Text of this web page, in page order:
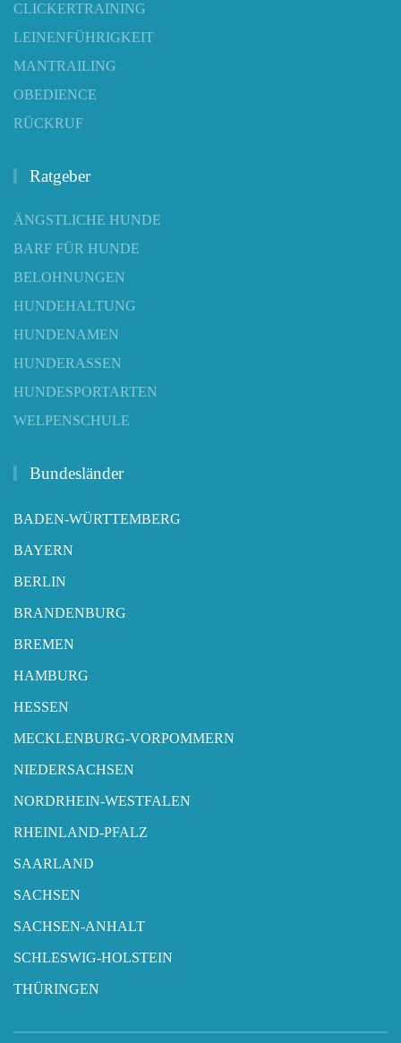
CLICKERTRAINING
LEINENFÜHRIGKEIT
MANTRAILING
OBEDIENCE
RÜCKRUF
Ratgeber
ÄNGSTLICHE HUNDE
BARF FÜR HUNDE
BELOHNUNGEN
HUNDEHALTUNG
HUNDENAMEN
HUNDERASSEN
HUNDESPORTARTEN
WELPENSCHULE
Bundesländer
BADEN-WÜRTTEMBERG
BAYERN
BERLIN
BRANDENBURG
BREMEN
HAMBURG
HESSEN
MECKLENBURG-VORPOMMERN
NIEDERSACHSEN
NORDRHEIN-WESTFALEN
RHEINLAND-PFALZ
SAARLAND
SACHSEN
SACHSEN-ANHALT
SCHLESWIG-HOLSTEIN
THÜRINGEN